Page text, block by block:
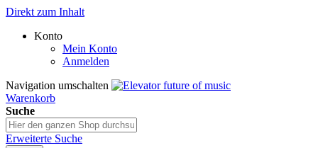
Direkt zum Inhalt
Konto
Mein Konto
Anmelden
Navigation umschalten
Warenkorb
Suche
Erweiterte Suche